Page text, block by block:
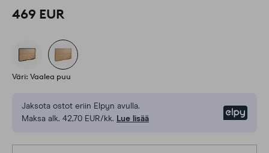
469 EUR
Väri: Vaalea puu
Jaksota ostot eriin Elpyn avulla.
Maksa alk. 42,70 EUR/kk. Lue lisää